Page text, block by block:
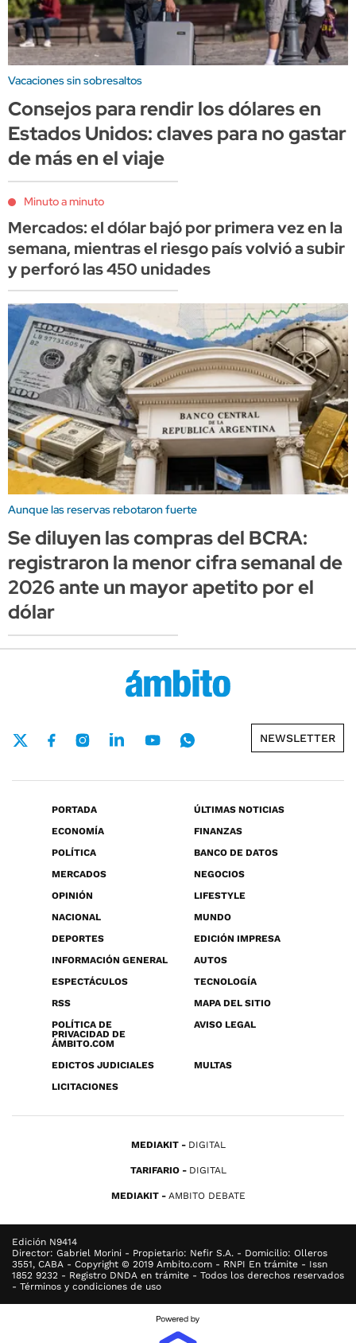
Vacaciones sin sobresaltos
Consejos para rendir los dólares en
Estados Unidos: claves para no gastar
de más en el viaje
Minuto a minuto
Mercados: el dólar bajó por primera vez en la
semana, mientras el riesgo país volvió a subir
y perforó las 450 unidades
Aunque las reservas rebotaron fuerte
Se diluyen las compras del BCRA:
registraron la menor cifra semanal de
2026 ante un mayor apetito por el
dólar
NEWSLETTER
PORTADA
ÚLTIMAS NOTICIAS
ECONOMÍA
FINANZAS
POLÍTICA
BANCO DE DATOS
MERCADOS
NEGOCIOS
OPINIÓN
LIFESTYLE
NACIONAL
MUNDO
DEPORTES
EDICIÓN IMPRESA
INFORMACIÓN GENERAL
AUTOS
ESPECTÁCULOS
TECNOLOGÍA
RSS
MAPA DEL SITIO
POLÍTICA DE
PRIVACIDAD DE
ÁMBITO.COM
AVISO LEGAL
EDICTOS JUDICIALES
MULTAS
LICITACIONES
MEDIAKIT DIGITAL
TARIFARIO DIGITAL
MEDIAKIT AMBITO DEBATE
Edición N9414
Director: Gabriel Morini - Propietario: Nefir S.A. - Domicilio: Olleros
3551, CABA - Copyright © 2019 Ambito.com - RNPI En trámite - Issn
1852 9232 - Registro DNDA en trámite - Todos los derechos reservados
- Términos y condiciones de uso